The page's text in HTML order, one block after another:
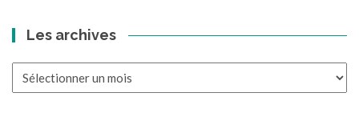
Les archives